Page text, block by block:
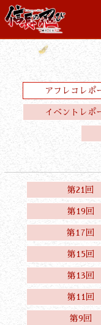
アフレコレポ
イベントレポ
第21回
第19回
第17回
第15回
第13回
第11回
第9回